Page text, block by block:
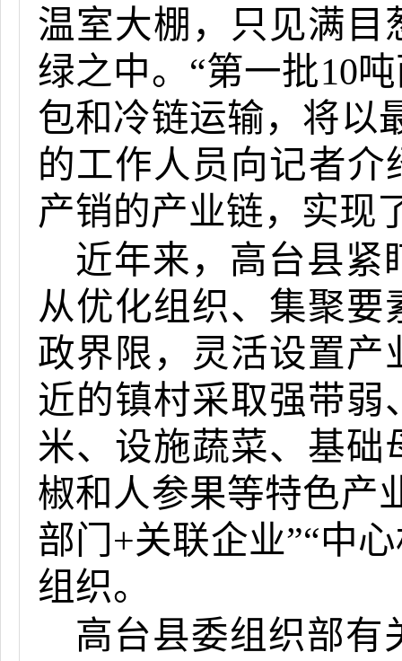
温室大棚，只见满目
绿之中。“第一批10
包和冷链运输，将以
的工作人员向记者介
产销的产业链，实现
近年来，高台县紧
从优化组织、集聚
政界限，灵活设置产
近的镇村采取强带弱
米、设施蔬菜、基础
椒和人参果等特色产
部门+关联企业”“中
组织。
高台县委组织部有